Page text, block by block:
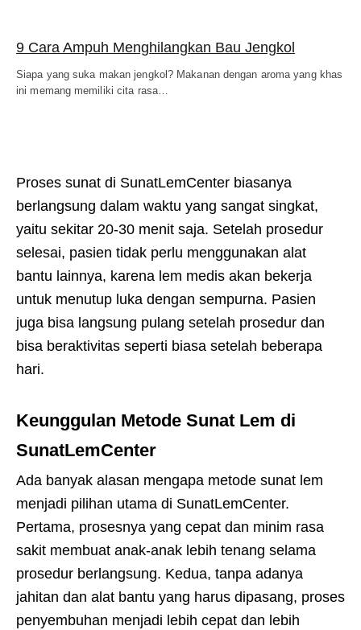
9 Cara Ampuh Menghilangkan Bau Jengkol
Siapa yang suka makan jengkol? Makanan dengan aroma yang khas
ini memang memiliki cita rasa…
Proses sunat di SunatLemCenter biasanya
berlangsung dalam waktu yang sangat singkat,
yaitu sekitar 20-30 menit saja. Setelah prosedur
selesai, pasien tidak perlu menggunakan alat
bantu lainnya, karena lem medis akan bekerja
untuk menutup luka dengan sempurna. Pasien
juga bisa langsung pulang setelah prosedur dan
bisa beraktivitas seperti biasa setelah beberapa
hari.
Keunggulan Metode Sunat Lem di
SunatLemCenter
Ada banyak alasan mengapa metode sunat lem
menjadi pilihan utama di SunatLemCenter.
Pertama, prosesnya yang cepat dan minim rasa
sakit membuat anak-anak lebih tenang selama
prosedur berlangsung. Kedua, tanpa adanya
jahitan dan alat bantu yang harus dipasang, proses
penyembuhan menjadi lebih cepat dan lebih